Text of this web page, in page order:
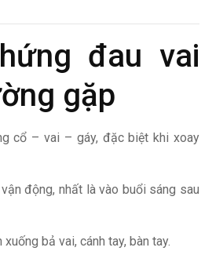
đau vai
gặp
cổ – vai – gáy, đặc biệt khi xoay
động, nhất là vào buổi sáng sau
bả vai, cánh tay, bàn tay.